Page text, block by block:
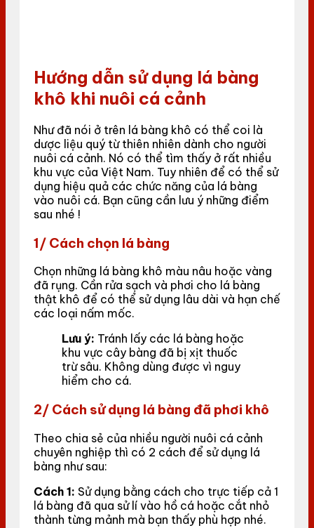
Hướng dẫn sử dụng lá bàng
khô khi nuôi cá cảnh
Như đã nói ở trên lá bàng khô có thể coi là
dược liệu quý từ thiên nhiên dành cho người
nuôi cá cảnh. Nó có thể tìm thấy ở rất nhiều
khu vực của Việt Nam. Tuy nhiên để có thể sử
dụng hiệu quả các chức năng của lá bàng
vào nuôi cá. Bạn cũng cần lưu ý những điểm
sau nhé !
1/ Cách chọn lá bàng
Chọn những lá bàng khô màu nâu hoặc vàng
đã rụng. Cần rửa sạch và phơi cho lá bàng
thật khô để có thể sử dụng lâu dài và hạn chế
các loại nấm mốc.
Lưu ý: Tránh lấy các lá bàng hoặc
khu vực cây bàng đã bị xịt thuốc
trừ sâu. Không dùng được vì nguy
hiểm cho cá.
2/ Cách sử dụng lá bàng đã phơi khô
Theo chia sẻ của nhiều người nuôi cá cảnh
chuyên nghiệp thì có 2 cách để sử dụng lá
bàng như sau:
Cách 1: Sử dụng bằng cách cho trực tiếp cả 1
lá bàng đã qua sử lí vào hồ cá hoặc cắt nhỏ
thành từng mảnh mà bạn thấy phù hợp nhé.